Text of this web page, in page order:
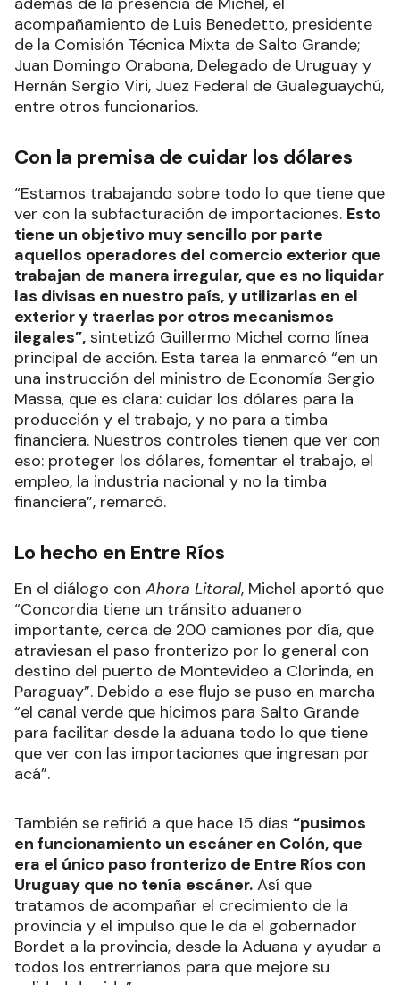
acompañamiento de Luis Benedetto, presidente
de la Comisión Técnica Mixta de Salto Grande;
Juan Domingo Orabona, Delegado de Uruguay y
Hernán Sergio Viri, Juez Federal de Gualeguaychú,
entre otros funcionarios.
Con la premisa de cuidar los dólares
“Estamos trabajando sobre todo lo que tiene que
ver con la subfacturación de importaciones. Esto
tiene un objetivo muy sencillo por parte
aquellos operadores del comercio exterior que
trabajan de manera irregular, que es no liquidar
las divisas en nuestro país, y utilizarlas en el
exterior y traerlas por otros mecanismos
ilegales”, sintetizó Guillermo Michel como línea
principal de acción. Esta tarea la enmarcó “en un
una instrucción del ministro de Economía Sergio
Massa, que es clara: cuidar los dólares para la
producción y el trabajo, y no para a timba
financiera. Nuestros controles tienen que ver con
eso: proteger los dólares, fomentar el trabajo, el
empleo, la industria nacional y no la timba
financiera”, remarcó.
Lo hecho en Entre Ríos
En el diálogo con Ahora Litoral, Michel aportó que
“Concordia tiene un tránsito aduanero
importante, cerca de 200 camiones por día, que
atraviesan el paso fronterizo por lo general con
destino del puerto de Montevideo a Clorinda, en
Paraguay”. Debido a ese flujo se puso en marcha
“el canal verde que hicimos para Salto Grande
para facilitar desde la aduana todo lo que tiene
que ver con las importaciones que ingresan por
acá”.
También se refirió a que hace 15 días “pusimos
en funcionamiento un escáner en Colón, que
era el único paso fronterizo de Entre Ríos con
Uruguay que no tenía escáner. Así que
tratamos de acompañar el crecimiento de la
provincia y el impulso que le da el gobernador
Bordet a la provincia, desde la Aduana y ayudar a
todos los entrerrianos para que mejore su